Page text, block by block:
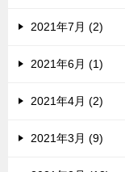
2021年7月 (2)
2021年6月 (1)
2021年4月 (2)
2021年3月 (9)